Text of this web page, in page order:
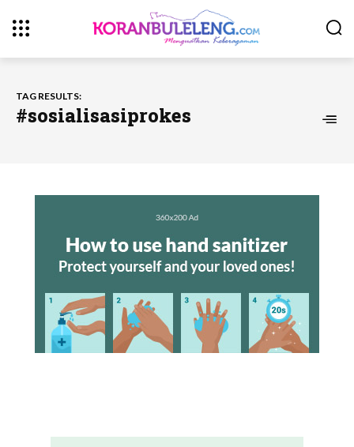
TAG RESULTS:
#sosialisasiprokes